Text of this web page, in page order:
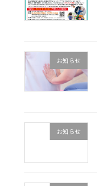
お知らせ
お知らせ